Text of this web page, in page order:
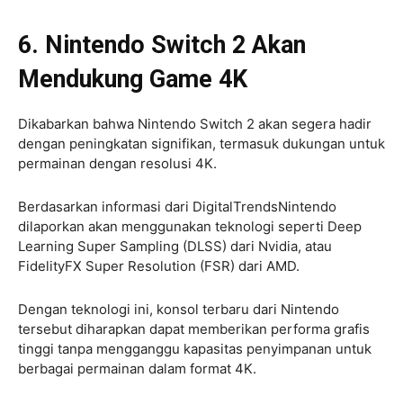
6. Nintendo Switch 2 Akan
Mendukung Game 4K
Dikabarkan bahwa Nintendo Switch 2 akan segera hadir
dengan peningkatan signifikan, termasuk dukungan untuk
permainan dengan resolusi 4K.
Berdasarkan informasi dari DigitalTrendsNintendo
dilaporkan akan menggunakan teknologi seperti Deep
Learning Super Sampling (DLSS) dari Nvidia, atau
FidelityFX Super Resolution (FSR) dari AMD.
Dengan teknologi ini, konsol terbaru dari Nintendo
tersebut diharapkan dapat memberikan performa grafis
tinggi tanpa mengganggu kapasitas penyimpanan untuk
berbagai permainan dalam format 4K.